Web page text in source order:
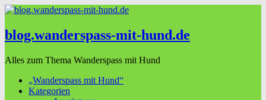
blog.wanderspass-mit-hund.de
Alles zum Thema Wanderspass mit Hund
„Wanderspass mit Hund“
Kategorien